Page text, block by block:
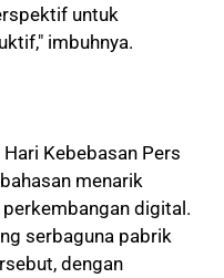
untuk
imbuhnya.
Kebebasan Pers
menarik
digital.
serbaguna pabrik
dengan